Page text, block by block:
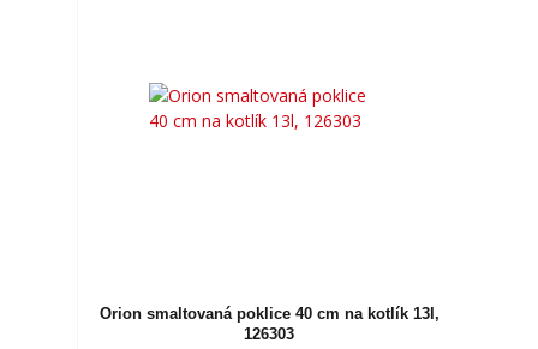
Orion smaltovaná poklice 40 cm na kotlík 13l,
126303